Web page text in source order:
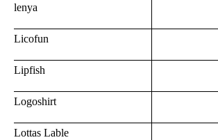
lenya
Licofun
Lipfish
Logoshirt
Lottas Lable